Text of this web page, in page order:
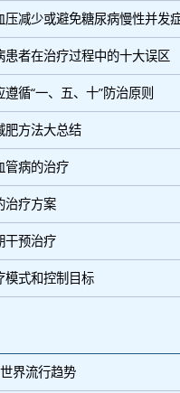
压减少或避免糖尿病慢性并发
患者在治疗过程中的十大误区
循“一、五、十”防治原则
肥方法大总结
管病的治疗
治疗方案
干预治疗
模式和控制目标
界流行趋势